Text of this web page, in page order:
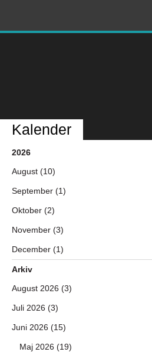
Kalender
2026
August (10)
September (1)
Oktober (2)
November (3)
December (1)
Arkiv
August 2026 (3)
Juli 2026 (3)
Juni 2026 (15)
Maj 2026 (19)